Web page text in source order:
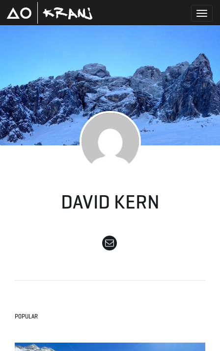
o
g
n
DAVID KERN
POPULAR